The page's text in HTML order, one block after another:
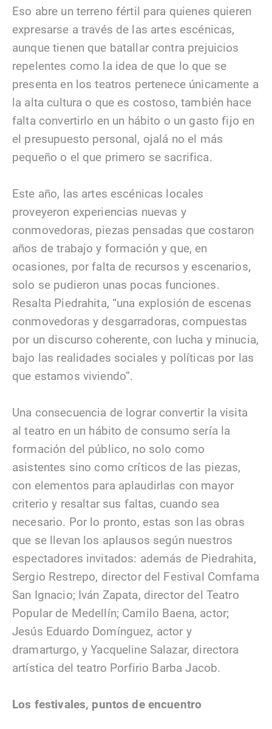
Eso abre un terreno fértil para quienes quieren
expresarse a través de las artes escénicas,
aunque tienen que batallar contra prejuicios
repelentes como la idea de que lo que se
presenta en los teatros pertenece únicamente a
la alta cultura o que es costoso, también hace
falta convertirlo en un hábito o un gasto fijo en
el presupuesto personal, ojalá no el más
pequeño o el que primero se sacrifica.
Este año, las artes escénicas locales
proveyeron experiencias nuevas y
conmovedoras, piezas pensadas que costaron
años de trabajo y formación y que, en
ocasiones, por falta de recursos y escenarios,
solo se pudieron unas pocas funciones.
Resalta Piedrahita, “una explosión de escenas
conmovedoras y desgarradoras, compuestas
por un discurso coherente, con lucha y minucia,
bajo las realidades sociales y políticas por las
que estamos viviendo”.
Una consecuencia de lograr convertir la visita
al teatro en un hábito de consumo sería la
formación del público, no solo como
asistentes sino como críticos de las piezas,
con elementos para aplaudirlas con mayor
criterio y resaltar sus faltas, cuando sea
necesario. Por lo pronto, estas son las obras
que se llevan los aplausos según nuestros
espectadores invitados: además de Piedrahita,
Sergio Restrepo, director del Festival Comfama
San Ignacio; Iván Zapata, director del Teatro
Popular de Medellín; Camilo Baena, actor;
Jesús Eduardo Domínguez, actor y
dramarturgo, y Yacqueline Salazar, directora
artística del teatro Porfirio Barba Jacob.
Los festivales, puntos de encuentro